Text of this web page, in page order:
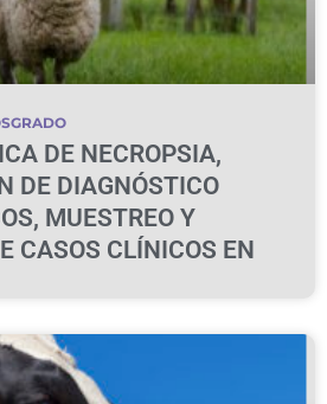
DE NECROPSIA,
DE DIAGNÓSTICO
MUESTREO Y
CASOS CLÍNICOS EN